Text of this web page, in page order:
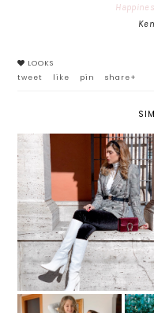
LOOKS
tweet
like pin share+
STIVALI BIANCHI: TUTTO
QUELLO CHE DEVI SAPERE
QUESTO TREND